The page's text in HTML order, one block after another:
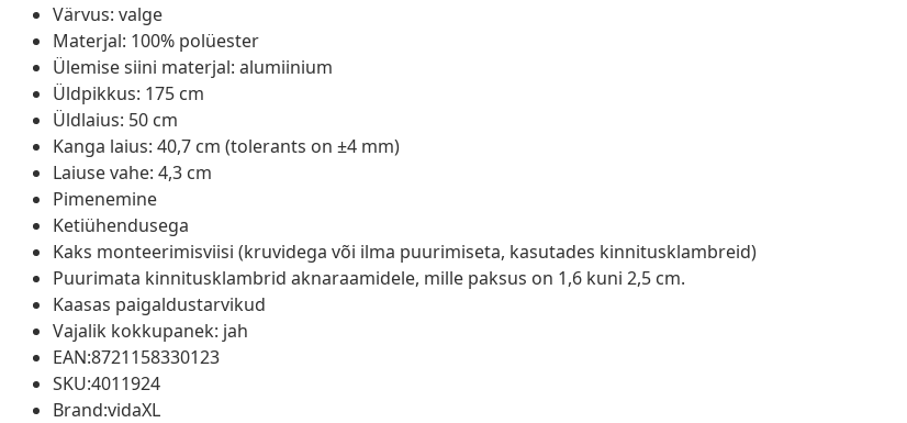
Värvus: valge
Materjal: 100% polüester
Ülemise siini materjal: alumiinium
Üldpikkus: 175 cm
Üldlaius: 50 cm
Kanga laius: 40,7 cm (tolerants on ±4 mm)
Laiuse vahe: 4,3 cm
Pimenemine
Ketiühendusega
Kaks monteerimisviisi (kruvidega või ilma puurimiseta, kasutades kinnitusklambreid)
Puurimata kinnitusklambrid aknaraamidele, mille paksus on 1,6 kuni 2,5 cm.
Kaasas paigaldustarvikud
Vajalik kokkupanek: jah
EAN:8721158330123
SKU:4011924
Brand:vidaXL